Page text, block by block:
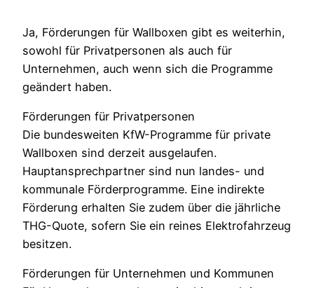
Ja, Förderungen für Wallboxen gibt es weiterhin,
sowohl für Privatpersonen als auch für
Unternehmen, auch wenn sich die Programme
geändert haben.
Förderungen für Privatpersonen
Die bundesweiten KfW-Programme für private
Wallboxen sind derzeit ausgelaufen.
Hauptansprechpartner sind nun landes- und
kommunale Förderprogramme. Eine indirekte
Förderung erhalten Sie zudem über die jährliche
THG-Quote, sofern Sie ein reines Elektrofahrzeug
besitzen.
Förderungen für Unternehmen und Kommunen